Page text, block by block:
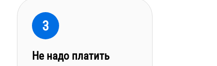
3
Не надо платить